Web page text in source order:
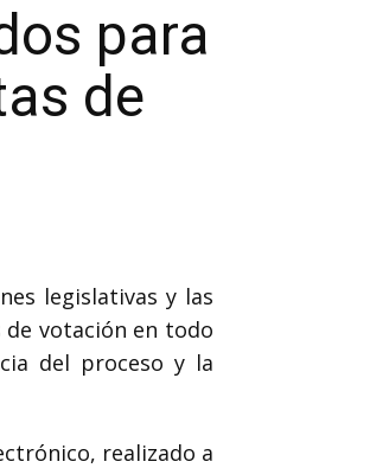
para
de
legislativas y las
votación en todo
del proceso y la
realizado a